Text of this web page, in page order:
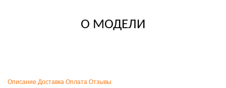
О МОДЕЛИ
Описание Доставка Оплата Отзывы